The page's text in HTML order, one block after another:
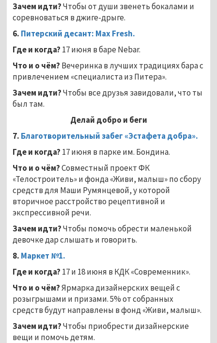
Зачем идти?Чтобы от души звенеть бокалами и
соревноваться в джиге-дрыге.
6. Питерский десант: MaxFresh.
Где и когда? 17 июня в баре Nebar.
Что и о чём? Вечеринка в лучших традициях бара с
привлечением «специалиста из Питера».
Зачем идти?Чтобы все друзья завидовали, что ты
был там.
Делай добро и беги
7. Благотворительный забег «Эстафета добра».
Где и когда? 17 июня в парке им. Бондина.
Что и о чём?Совместный проект ФК
«Телостроитель» и фонда «Живи, малыш» по сбору
средств для Маши Румянцевой, у которой
вторичное расстройство рецептивной и
экспрессивной речи.
Зачем идти?Чтобы помочь обрести маленькой
девочке дар слышать и говорить.
8. Маркет №1.
Где и когда? 17 и 18 июня в КДК «Современник».
Что и о чём?Ярмарка дизайнерских вещей с
розыгрышами и призами. 5% от собранных
средств будут направлены в фонд «Живи, малыш».
Зачем идти?Чтобы приобрести дизайнерские
вещи и помочь детям.